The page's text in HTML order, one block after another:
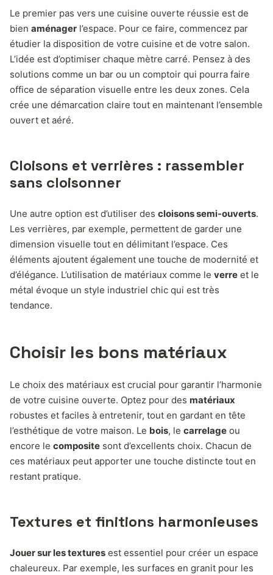
Le premier pas vers une cuisine ouverte réussie est de
bien aménager l’espace. Pour ce faire, commencez par
étudier la disposition de votre cuisine et de votre salon.
L’idée est d’optimiser chaque mètre carré. Pensez à des
solutions comme un bar ou un comptoir qui pourra faire
office de séparation visuelle entre les deux zones. Cela
crée une démarcation claire tout en maintenant l’ensemble
ouvert et aéré.
Cloisons et verrières : rassembler
sans cloisonner
Une autre option est d’utiliser des cloisons semi-ouverts.
Les verrières, par exemple, permettent de garder une
dimension visuelle tout en délimitant l’espace. Ces
éléments ajoutent également une touche de modernité et
d’élégance. L’utilisation de matériaux comme le verre et le
métal évoque un style industriel chic qui est très
tendance.
Choisir les bons matériaux
Le choix des matériaux est crucial pour garantir l’harmonie
de votre cuisine ouverte. Optez pour des matériaux
robustes et faciles à entretenir, tout en gardant en tête
l’esthétique de votre maison. Le bois, le carrelage ou
encore le composite sont d’excellents choix. Chacun de
ces matériaux peut apporter une touche distincte tout en
restant pratique.
Textures et finitions harmonieuses
Jouer sur les textures est essentiel pour créer un espace
chaleureux. Par exemple, les surfaces en granit pour les